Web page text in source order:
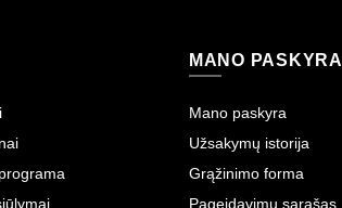
MANO PASKYRA
Mano paskyra
Užsakymų istorija
Grąžinimo forma
Pageidavimų sąrašas